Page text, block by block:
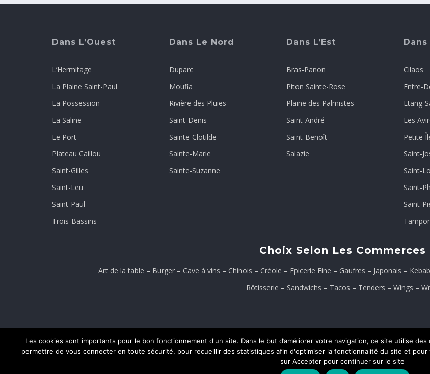
Dans L’Ouest
L’Hermitage
La Plaine Saint-Paul
La Possession
La Saline
Le Port
Plateau Caillou
Saint-Gilles
Saint-Leu
Saint-Paul
Trois-Bassins
Dans Le Nord
Duparc
Moufia
Rivière des Pluies
Saint-Denis
Sainte-Clotilde
Sainte-Marie
Sainte-Suzanne
Dans L’Est
Bras-Panon
Piton Sainte-Rose
Plaine des Palmistes
Saint-André
Saint-Benoît
Salazie
Dans
Cilaos
Entre-
Etang-
Les
Petite
Saint-
Saint-
Saint-
Saint-
Choix Selon Les Commerces
Art de la table – Burger – Cave à vins – Chinois – Créole – Epicerie Fine – Gaufres – Japonais – Kebab
Rôtisserie – Sandwichs – Tacos – Tenders – Wings –
Accueil Conditions générales de ventes Mentions Légales Contact
Les cookies sont importants pour le bon fonctionnement d'un site. Dans le but d’améliorer votre navigation, ce site utilise
permettre de vous connecter en toute sécurité, pour recueillir des statistiques afin d'optimiser la fonctionnalité du site et
sur Accepter pour continuer sur le site